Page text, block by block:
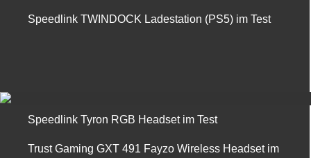
Speedlink TWINDOCK Ladestation (PS5) im Test
Speedlink Tyron RGB Headset im Test
Trust Gaming GXT 491 Fayzo Wireless Headset im